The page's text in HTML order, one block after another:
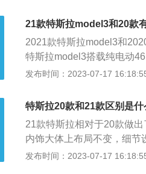
加智能化。不过另一方面，
实用的功能，这点确实需
色氛围灯，但在2021款荣
细节设计和功能区域有所改
控屏下方改为手机无线充电
21款特斯拉model3和20款
2021款特斯拉model3和
特斯拉model3搭载纯电动
马力电动机。2、车型数量
别是4694mm、1850mm、
车，匹配电动车单速变速箱。
发布时间：2023-07-17
特斯拉20款和21款区别是什
21款特斯拉相对于20款做
内饰大体上布局不变，细节
成了更深色的装饰，中控屏
发布时间：2023-07-17